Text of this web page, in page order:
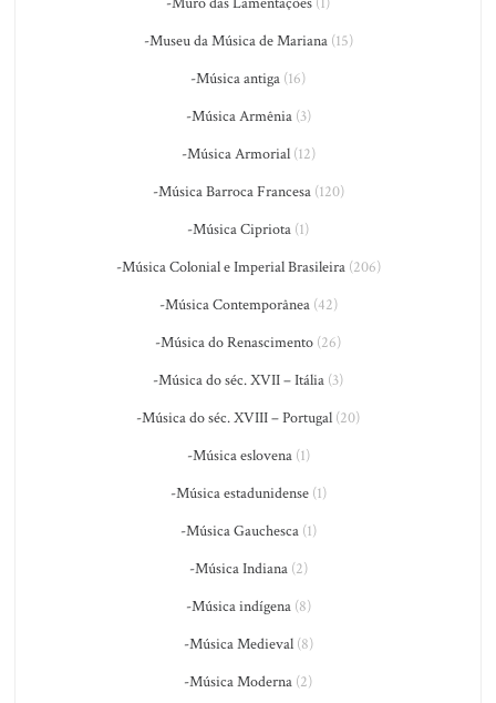
-Museu da Música de Mariana(15)
-Música antiga (16)
-Música Armênia(3)
-Música Armorial(12)
-Música Barroca Francesa(120)
-Música Cipriota (1)
-Música Colonial e Imperial Brasileira(206)
-Música Contemporânea(42)
-Música do Renascimento (26)
-Música do séc. XVII – Itália (3)
-Música do séc. XVIII – Portugal (20)
-Música eslovena(1)
-Música estadunidense(1)
-Música Gauchesca(1)
-Música Indiana(2)
-Música indígena(8)
-Música Medieval(8)
-Música Moderna (2)